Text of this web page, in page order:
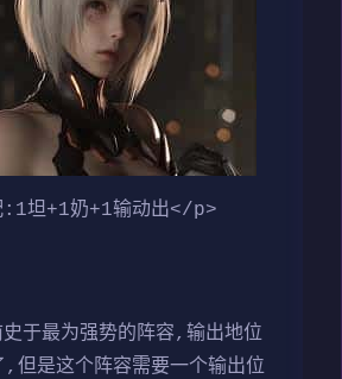
:1坦+1奶+1输动出</p>
于最为强势的阵容,输出地位
,但是这个阵容需要一个输出位